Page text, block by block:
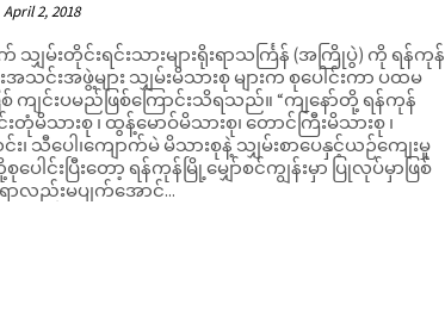
April 2, 2018
သျှမ်းတိုင်းရင်းသားများရိုးရာသင်္ကြန် (အကြိုပွဲ) ကို ရန်ကုန်
သင်းအဖွဲ့များ သျှမ်းမိသားစု များက စုပေါင်းကာ ပထမ
းပမည်ဖြစ်ကြောင်းသိရသည်။ “ကျနော်တို့ ရန်ကုန်
တုံမိသားစု ၊ ထွန့်မောဝ်မိသားစု၊ တောင်ကြီးမိသားစု ၊
၊ သီပေါ၊ကျောက်မဲ မိသားစုနဲ့ သျှမ်းစာပေနှင့်ယဉ်ကျေးမှု
ေါင်းပြီးတော့ ရန်ကုန်မြို့မျှော်စင်ကျွန်းမှာ ပြုလုပ်မှာဖြစ်
ာလည်းမပျက်အောင်...